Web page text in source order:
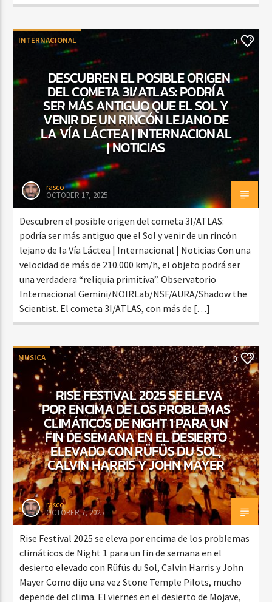
INTERNACIONAL 0
DESCUBREN EL POSIBLE ORIGEN
DEL COMETA 3I/ATLAS: PODRÍA
SER MÁS ANTIGUO QUE EL SOL Y
VENIR DE UN RINCÓN LEJANO DE
LA VÍA LÁCTEA | INTERNACIONAL
| NOTICIAS
rasco
OCTOBER 17, 2025
Descubren el posible origen del cometa 3I/ATLAS:
podría ser más antiguo que el Sol y venir de un rincón
lejano de la Vía Láctea | Internacional | Noticias Con una
velocidad de más de 210.000 km/h, el objeto podrá ser
una verdadera “reliquia primitiva”. Observatorio
Internacional Gemini/NOIRLab/NSF/AURA/Shadow the
Scientist. El cometa 3I/ATLAS, con más de […]
MUSICA 0
RISE FESTIVAL 2025 SE ELEVA
POR ENCIMA DE LOS PROBLEMAS
CLIMÁTICOS DE NIGHT 1 PARA UN
FIN DE SEMANA EN EL DESIERTO
ELEVADO CON RÜFÜS DU SOL,
CALVIN HARRIS Y JOHN MAYER
rasco
OCTOBER 7, 2025
Rise Festival 2025 se eleva por encima de los problemas
climáticos de Night 1 para un fin de semana en el
desierto elevado con Rüfüs du Sol, Calvin Harris y John
Mayer Como dijo una vez Stone Temple Pilots, mucho
depende del clima. El viernes en el desierto de Mojave,